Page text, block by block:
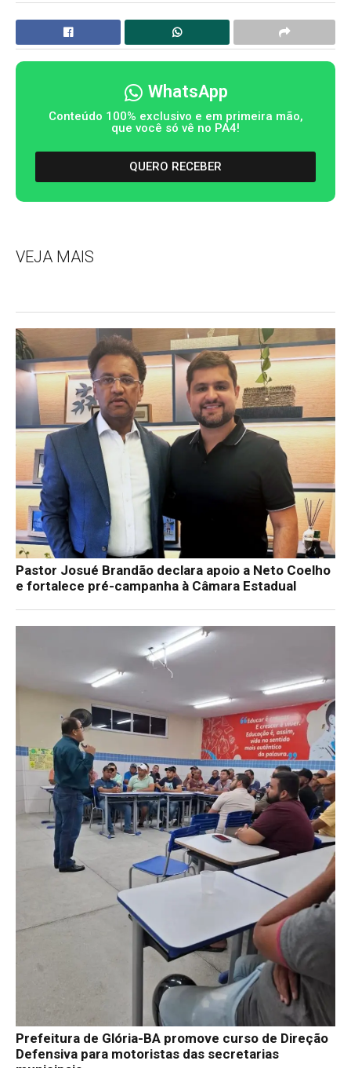
WhatsApp
Conteúdo 100% exclusivo e em primeira mão,
que você só vê no PA4!
QUERO RECEBER
VEJA MAIS
Pastor Josué Brandão declara apoio a Neto Coelho
e fortalece pré-campanha à Câmara Estadual
Prefeitura de Glória-BA promove curso de Direção
Defensiva para motoristas das secretarias